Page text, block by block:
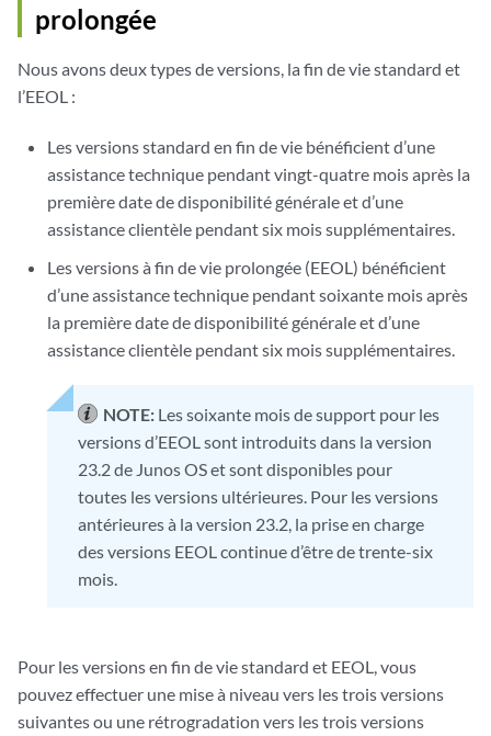
prolongée
Nous avons deux types de versions, la fin de vie standard et
l’EEOL :
Les versions standard en fin de vie bénéficient d’une
assistance technique pendant vingt-quatre mois après la
première date de disponibilité générale et d’une
assistance clientèle pendant six mois supplémentaires.
Les versions à fin de vie prolongée (EEOL) bénéficient
d’une assistance technique pendant soixante mois après
la première date de disponibilité générale et d’une
assistance clientèle pendant six mois supplémentaires.
NOTE: Les soixante mois de support pour les
versions d’EEOL sont introduits dans la version
23.2 de Junos OS et sont disponibles pour
toutes les versions ultérieures. Pour les versions
antérieures à la version 23.2, la prise en charge
des versions EEOL continue d’être de trente-six
mois.
Pour les versions en fin de vie standard et EEOL, vous
pouvez effectuer une mise à niveau vers les trois versions
suivantes ou une rétrogradation vers les trois versions